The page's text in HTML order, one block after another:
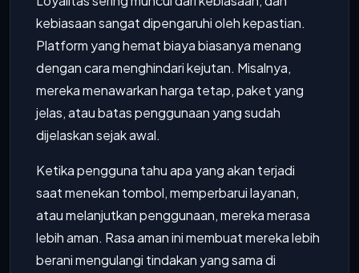
kebiasaan sangat dipengaruhi oleh kepastian.
Platform yang hemat biaya biasanya menang
dengan cara menghindari kejutan. Misalnya,
mereka menawarkan harga tetap, paket yang
jelas, atau batas penggunaan yang sudah
dijelaskan sejak awal.
Ketika pengguna tahu apa yang akan terjadi
saat menekan tombol, memperbarui layanan,
atau melanjutkan penggunaan, mereka merasa
lebih aman. Rasa aman ini membuat mereka lebih
berani mengulangi tindakan yang sama di